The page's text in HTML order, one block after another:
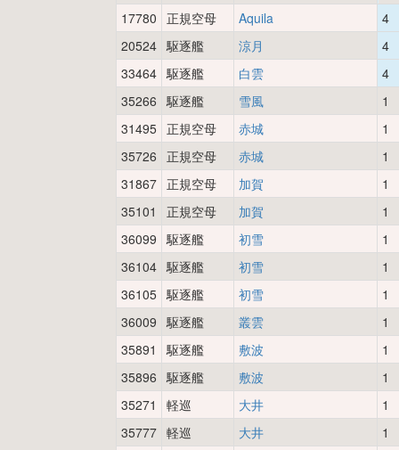
17780 正規空母 Aquila
4
20524 駆逐艦 涼月
4
33464 駆逐艦 白雲
4
35266 駆逐艦 雪風
1
31495 正規空母 赤城
1
35726
正規空母 赤城
1
31867 正規空母 加賀
1
35101
正規空母 加賀
1
36099 駆逐艦 初雪
1
36104 駆逐艦 初雪
1
36105 駆逐艦 初雪
1
36009 駆逐艦 叢雲
1
35891
駆逐艦 敷波
1
35896 駆逐艦 敷波
1
35271
軽巡 大井
1
35777 軽巡 大井
1